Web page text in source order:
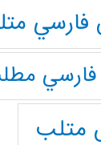
فارسي
فارسي
متلب